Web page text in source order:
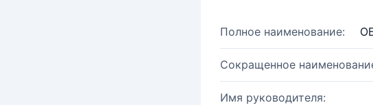
Полное наименование:
Сокращенное
Имя руководителя: